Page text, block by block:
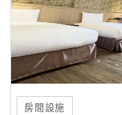
房間設施